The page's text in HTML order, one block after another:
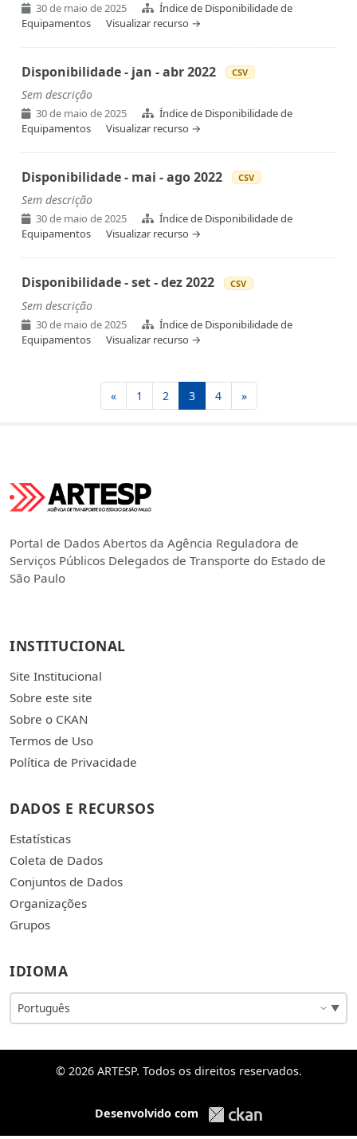
30 de maio de 2025
Índice de Disponibilidade de
Equipamentos
Visualizar recurso →
Disponibilidade - jan - abr 2022 CSV
Sem descrição
30 de maio de 2025
Índice de Disponibilidade de
Equipamentos
Visualizar recurso →
Disponibilidade - mai - ago 2022 CSV
Sem descrição
30 de maio de 2025
Índice de Disponibilidade de
Equipamentos
Visualizar recurso →
Disponibilidade - set - dez 2022 CSV
Sem descrição
30 de maio de 2025
Índice de Disponibilidade de
Equipamentos
Visualizar recurso →
« 1 2 3 4 »
Portal de Dados Abertos da Agência Reguladora de
Serviços Públicos Delegados de Transporte do Estado de
São Paulo
INSTITUCIONAL
Site Institucional
Sobre este site
Sobre o CKAN
Termos de Uso
Política de Privacidade
DADOS E RECURSOS
Estatísticas
Coleta de Dados
Conjuntos de Dados
Organizações
Grupos
IDIOMA
© 2026 ARTESP. Todos os direitos reservados.
Desenvolvido com